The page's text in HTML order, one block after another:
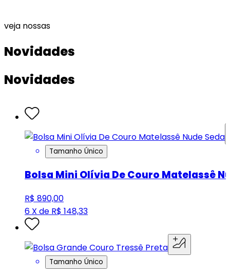
veja nossas
Novidades
Novidades
Tamanho Único
Bolsa Mini Olívia De Couro Matelassê
R$ 890,00
6 X de R$ 148,33
Tamanho Único